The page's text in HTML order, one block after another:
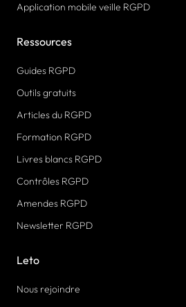
Application mobile veille RGPD
Ressources
Guides RGPD
Outils gratuits
Articles du RGPD
Formation RGPD
Livres blancs RGPD
Contrôles RGPD
Amendes RGPD
Newsletter RGPD
Leto
Nous rejoindre